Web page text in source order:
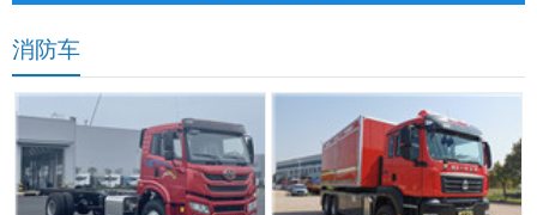
消防车